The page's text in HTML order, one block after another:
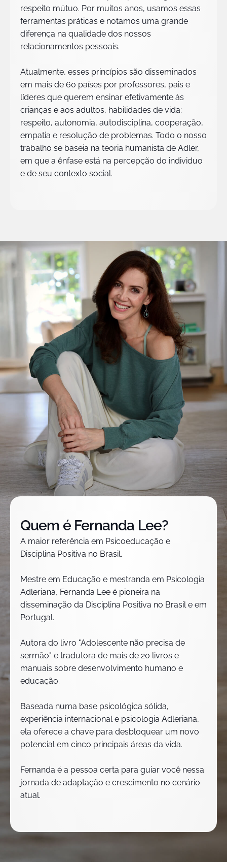
respeito mútuo. Por muitos anos, usamos essas
ferramentas práticas e notamos uma grande
diferença na qualidade dos nossos
relacionamentos pessoais.
Atualmente, esses princípios são disseminados
em mais de 60 países por professores, pais e
líderes que querem ensinar efetivamente às
crianças e aos adultos, habilidades de vida:
respeito, autonomia, autodisciplina, cooperação,
empatia e resolução de problemas. Todo o nosso
trabalho se baseia na teoria humanista de Adler,
em que a ênfase está na percepção do individuo
e de seu contexto social.
Quem é Fernanda Lee?
A maior referência em Psicoeducação e
Disciplina Positiva no Brasil.
Mestre em Educação e mestranda em Psicologia
Adleriana, Fernanda Lee é pioneira na
disseminação da Disciplina Positiva no Brasil e em
Portugal.
Autora do livro "Adolescente não precisa de
sermão" e tradutora de mais de 20 livros e
manuais sobre desenvolvimento humano e
educação.
Baseada numa base psicológica sólida,
experiência internacional e psicologia Adleriana,
ela oferece a chave para desbloquear um novo
potencial em cinco principais áreas da vida.
Fernanda é a pessoa certa para guiar você nessa
jornada de adaptação e crescimento no cenário
atual.